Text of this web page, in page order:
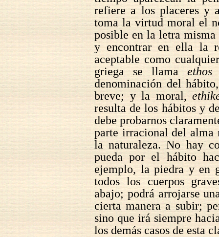
refiere a los placeres y
toma la virtud moral el
posible en la letra
y encontrar en ella la
aceptable como
griega se llama ethos
denominación del
breve; y la moral,
resulta de los hábitos y
debe probarnos
parte irracional del alma
la naturaleza. No hay
pueda por el hábito
ejemplo, la piedra y en
todos los cuerpos
abajo; podrá arrojarse
cierta manera a subir;
sino que irá siempre
los demás casos de esta